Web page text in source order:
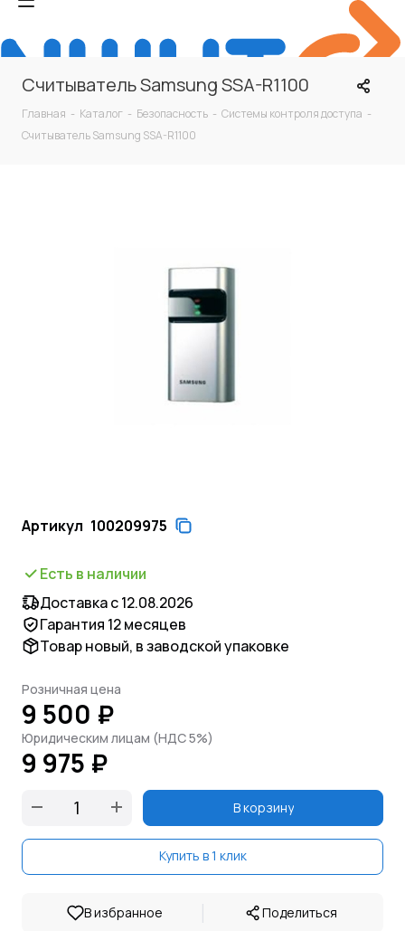
Считыватель Samsung SSA-R1100
Главная - Каталог - Безопасность - Системы контроля доступа -
Считыватель Samsung SSA-R1100
Артикул 100209975
Есть в наличии
Доставка с 12.08.2026
Гарантия 12 месяцев
Товар новый, в заводской упаковке
Розничная цена
9 500 ₽
Юридическим лицам (НДС 5%)
9 975 ₽
В корзину
Купить в 1 клик
В избранное | Поделиться